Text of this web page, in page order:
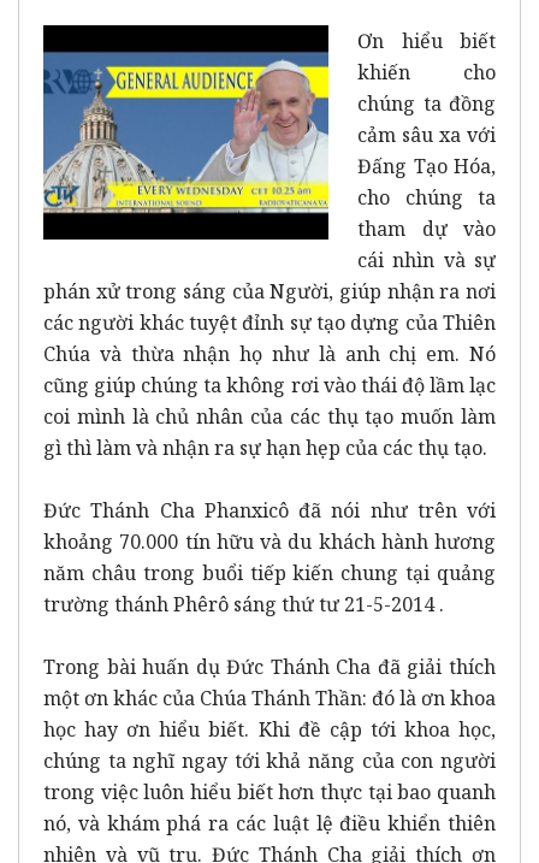
Ơn hiểu biết
khiến cho
chúng ta đồng
cảm sâu xa với
Đấng Tạo Hóa,
cho chúng ta
tham dự vào
cái nhìn và sự
phán xử trong sáng của Người, giúp nhận ra nơi
các người khác tuyệt đỉnh sự tạo dựng của Thiên
Chúa và thừa nhận họ như là anh chị em. Nó
cũng giúp chúng ta không rơi vào thái độ lầm lạc
coi mình là chủ nhân của các thụ tạo muốn làm
gì thì làm và nhận ra sự hạn hẹp của các thụ tạo.
Đức Thánh Cha Phanxicô đã nói như trên với
khoảng 70.000 tín hữu và du khách hành hương
năm châu trong buổi tiếp kiến chung tại quảng
trường thánh Phêrô sáng thứ tư 21-5-2014 .
Trong bài huấn dụ Đức Thánh Cha đã giải thích
một ơn khác của Chúa Thánh Thần: đó là ơn khoa
học hay ơn hiểu biết. Khi đề cập tới khoa học,
chúng ta nghĩ ngay tới khả năng của con người
trong việc luôn hiểu biết hơn thực tại bao quanh
nó, và khám phá ra các luật lệ điều khiển thiên
nhiên và vũ trụ. Đức Thánh Cha giải thích ơn